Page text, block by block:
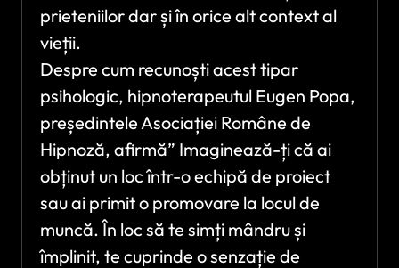
prieteniilor dar și în orice alt context al
vieții.
Despre cum recunoști acest tipar
psihologic, hipnoterapeutul Eugen Popa,
președintele Asociației Române de
Hipnoză, afirmă” Imaginează-ți că ai
obținut un loc într-o echipă de proiect
sau ai primit o promovare la locul de
muncă. În loc să te simți mândru și
împlinit, te cuprinde o senzație de